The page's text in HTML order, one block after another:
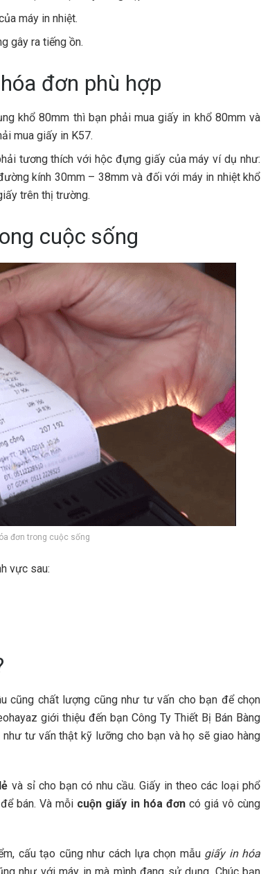
máy in nhiệt.
gây ra tiếng ồn.
đơn phù hợp
khổ 80mm thì bạn phải mua giấy in khổ 80mm và
mua giấy in K57.
tương thích với hộc đựng giấy của máy ví dụ như:
kính 30mm – 38mm và đối với máy in nhiệt khổ
trên thị trường.
cuộc sống
đơn trong cuộc sống
vực sau:
cũng chất lượng cũng như tư vấn cho bạn để chọn
giới thiệu đến bạn Công Ty Thiết Bị Bán Bàng
tư vấn thật kỹ lưỡng cho bạn và họ sẽ giao hàng
và sỉ cho bạn có nhu cầu. Giấy in theo các loại phổ
bán. Và mỗi cuộn giấy in hóa đơncó giá vô cùng
cấu tạo cũng như cách lựa chọn mẫugiấy in hóa